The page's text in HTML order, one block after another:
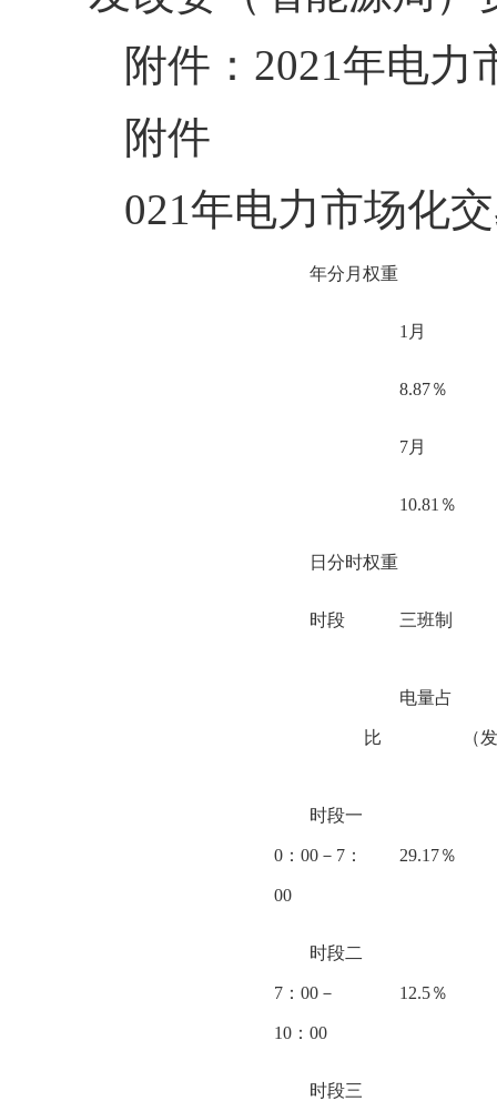
附件：2021年电力
附件
021年电力市场化
年分月权重
1月
8.87％
7月
10.81％
日分时权重
时段 三班制
电量占
比 （
时段一
0：00－7：
00
29.17％
时段二
7：00－
10：00
12.5％
时段三